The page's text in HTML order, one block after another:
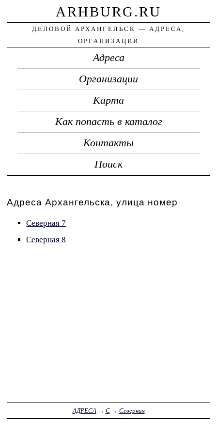
ARHBURG.RU
ДЕЛОВОЙ АРХАНГЕЛЬСК — АДРЕСА,
ОРГАНИЗАЦИИ
Адреса
Организации
Карта
Как попасть в каталог
Контакты
Поиск
Адреса Архангельска, улица номер
Северная 7
Северная 8
АДРЕСА → С→ Северная